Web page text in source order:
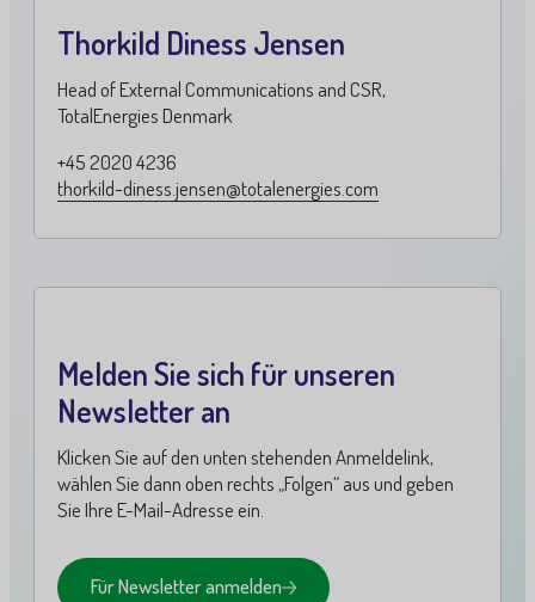
Thorkild Diness Jensen
Head of External Communications and CSR,
TotalEnergies Denmark
+45 2020 4236
thorkild-diness.jensen@totalenergies.com
Melden Sie sich für unseren
Newsletter an
Klicken Sie auf den unten stehenden Anmeldelink,
wählen Sie dann oben rechts „Folgen“ aus und geben
Sie Ihre E-Mail-Adresse ein.
Für Newsletter anmelden